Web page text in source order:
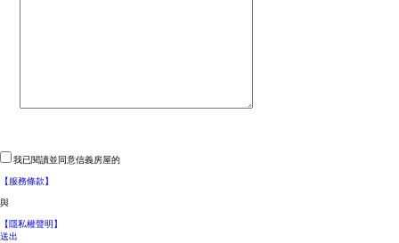
我已閱讀並同意信義房屋的
【服務條款】
與
【隱私權聲明】
送出